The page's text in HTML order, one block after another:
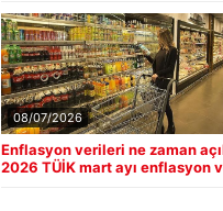
08/07/2026
Enflasyon verileri ne zaman
2026 TÜİK mart ayı enflasyon